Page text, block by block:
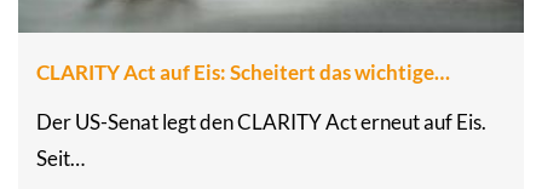
CLARITY Act auf Eis: Scheitert das wichtige…
Der US-Senat legt den CLARITY Act erneut auf Eis.
Seit…